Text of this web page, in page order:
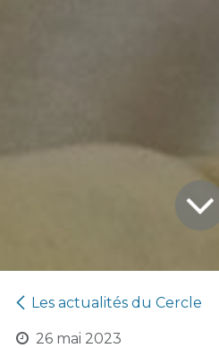
Les actualités du Cercle
26 mai 2023